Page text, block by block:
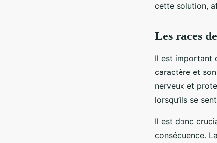
cette solution,
Les races
Il est important
caractère et
nerveux et
lorsqu’ils se
Il est donc
conséquence.